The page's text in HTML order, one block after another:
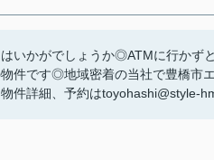
いかがでしょうか◎ATMに行かず
です◎地域密着の当社で豊橋市
件詳細、予約はtoyohashi@style-